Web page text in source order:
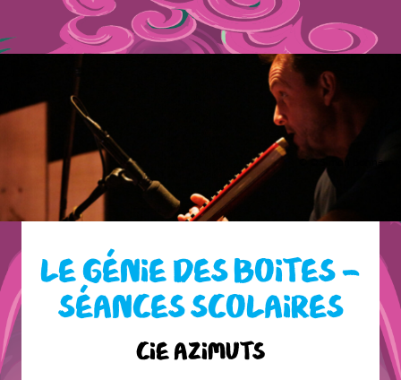
© © Simon Bonne
LE GÉNIE DES BOITES –
SÉANCES SCOLAIRES
Cie Azimuts